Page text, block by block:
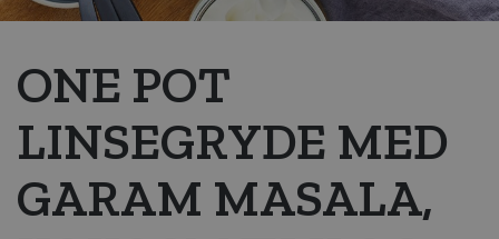
ONE POT
LINSEGRYDE MED
GARAM MASALA,